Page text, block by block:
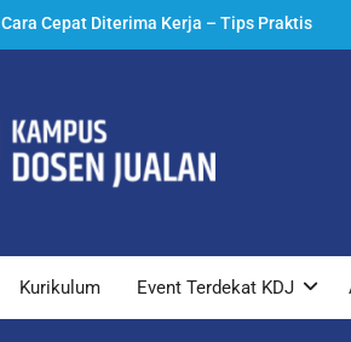
Cara Cepat Diterima Kerja – Tips Praktis
yang Bisa Anda Terapkan
Cara Dapat Pekerjaan – Langkah Praktis
untuk Memperbesar Peluang Kerja
Kurikulum Event Terdekat KDJ